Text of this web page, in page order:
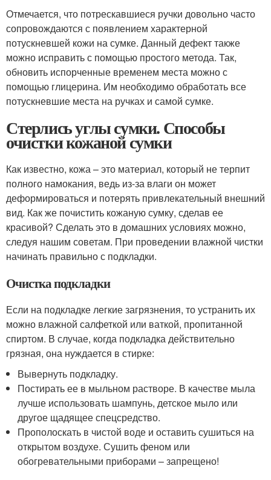
Отмечается, что потрескавшиеся ручки довольно часто
сопровождаются с появлением характерной
потускневшей кожи на сумке. Данный дефект также
можно исправить с помощью простого метода. Так,
обновить испорченные временем места можно с
помощью глицерина. Им необходимо обработать все
потускневшие места на ручках и самой сумке.
Стерлись углы сумки. Способы
очистки кожаной сумки
Как известно, кожа – это материал, который не терпит
полного намокания, ведь из-за влаги он может
деформироваться и потерять привлекательный внешний
вид. Как же почистить кожаную сумку, сделав ее
красивой? Сделать это в домашних условиях можно,
следуя нашим советам. При проведении влажной чистки
начинать правильно с подкладки.
Очистка подкладки
Если на подкладке легкие загрязнения, то устранить их
можно влажной салфеткой или ваткой, пропитанной
спиртом. В случае, когда подкладка действительно
грязная, она нуждается в стирке:
Вывернуть подкладку.
Постирать ее в мыльном растворе. В качестве мыла
лучше использовать шампунь, детское мыло или
другое щадящее спецсредство.
Прополоскать в чистой воде и оставить сушиться на
открытом воздухе. Сушить феном или
обогревательными приборами – запрещено!